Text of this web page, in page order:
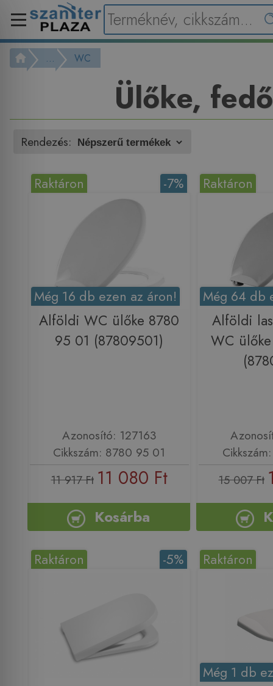
... WC
Ülőke, fedő
Rendezés:
-7%
Raktáron
Még 16 db ezen az áron!
Alföldi WC ülőke 8780
95 01 (87809501)
Azonosító: 127163
Cikkszám: 8780 95 01
11 917 Ft 11 080 Ft
Kosárba
Raktáron
Még 64 db
Alföldi
WC
15 007 Ft
-5%
Raktáron Raktáron
Még 1 db